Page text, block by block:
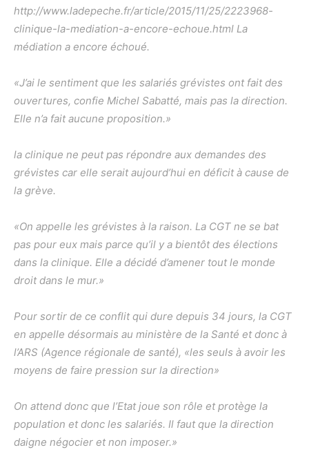
http://www.ladepeche.fr/article/2015/11/25/2223968-
clinique-la-mediation-a-encore-echoue.html La
médiation a encore échoué.
«J’ai le sentiment que les salariés grévistes ont fait des
ouvertures, confie Michel Sabatté, mais pas la direction.
Elle n’a fait aucune proposition.»
la clinique ne peut pas répondre aux demandes des
grévistes car elle serait aujourd’hui en déficit à cause de
la grève.
«On appelle les grévistes à la raison. La CGT ne se bat
pas pour eux mais parce qu’il y a bientôt des élections
dans la clinique. Elle a décidé d’amener tout le monde
droit dans le mur.»
Pour sortir de ce conflit qui dure depuis 34 jours, la CGT
en appelle désormais au ministère de la Santé et donc à
l’ARS (Agence régionale de santé), «les seuls à avoir les
moyens de faire pression sur la direction»
On attend donc que l’Etat joue son rôle et protège la
population et donc les salariés. Il faut que la direction
daigne négocier et non imposer.»